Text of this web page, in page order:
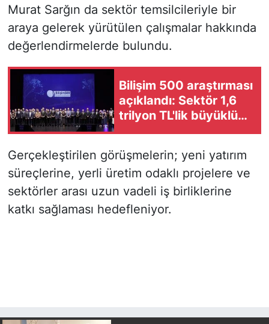
Murat Sarğın da sektör temsilcileriyle bir
araya gelerek yürütülen çalışmalar hakkında
değerlendirmelerde bulundu.
Bilişim 500 araştırması
açıklandı: Sektör 1,6
trilyon TL'lik büyüklüğe
Gerçekleştirilen görüşmelerin; yeni yatırım
süreçlerine, yerli üretim odaklı projelere ve
sektörler arası uzun vadeli iş birliklerine
katkı sağlaması hedefleniyor.